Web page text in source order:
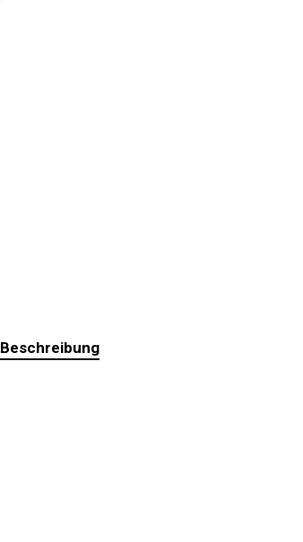
Beschreibung